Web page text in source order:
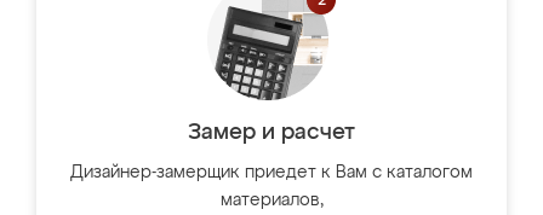
Замер и расчет
Дизайнер-замерщик приедет к Вам с каталогом
материалов,